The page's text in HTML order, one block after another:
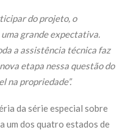
do projeto, o
grande expectativa.
a assistência técnica faz
etapa nessa questão do
na propriedade”.
da série especial sobre
um dos quatro estados de